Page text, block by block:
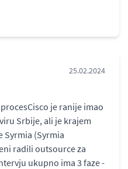
25.02.2024
je ranije imao
Srbije, ali je krajem
Syrmia (Syrmia
radili outsource za
ukupno ima 3 faze -